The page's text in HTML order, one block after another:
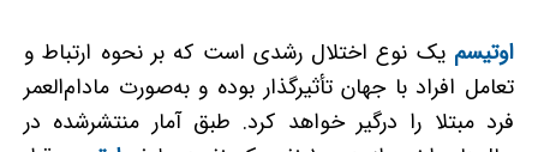
اوتیسم یک نوع اختلال رشدی است که بر نحوه ارتباط و
تعامل افراد با جهان تأثیرگذار بوده و به‌صورت مادام‌العمر
فرد مبتلا را درگیر خواهد کرد. طبق آمار منتشرشده در